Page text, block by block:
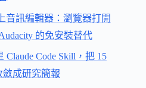
音訊編輯器：瀏覽器打開
的免安裝替代
Claude Code Skill，把 15
斂成研究簡報